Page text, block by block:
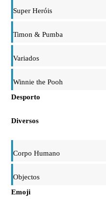
Super Heróis
Timon & Pumba
Variados
Winnie the Pooh
Desporto
Diversos
Corpo Humano
Objectos
Emoji